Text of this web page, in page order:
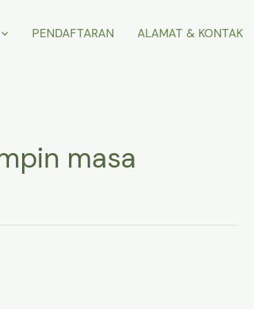
PENDAFTARAN ALAMAT & KONTAK
masa